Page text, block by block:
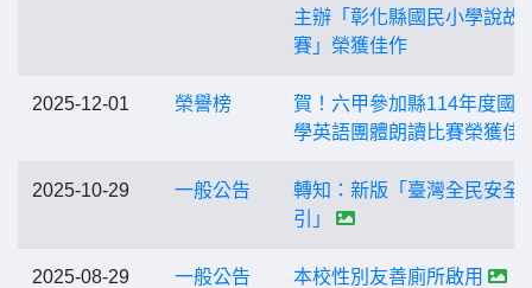
主辦「彰化縣國民小學說故
賽」榮獲佳作
2025-12-01 榮譽榜
賀！六甲參加縣114年度國
學英語團體朗讀比賽榮獲佳
2025-10-29 一般公告
轉知：新版「臺灣全民安全
引」
2025-08-29 一般公告 本校性別友善廁所啟用